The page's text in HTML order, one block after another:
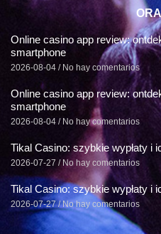
Online casino app review:
smartphone
2026-08-04 No hay comentarios
Online casino app review:
smartphone
2026-08-04 No hay comentarios
Tikal Casino: szybkie wypłaty i
2026-07-27 No hay comentarios
Tikal Casino: szybkie wypłaty i
2026-07-27 No hay comentarios